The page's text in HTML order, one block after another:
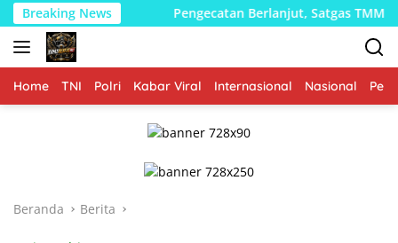
Langsung
ke
konten
Breaking News
Utara Pengecatan Berlanjut, Satgas TMMD Kodim
Home TNI Polri Kabar Viral Internasional Nasional
Beranda Berita